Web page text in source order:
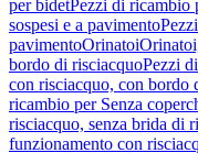
per bidetPezzi di ricambio
sospesi e a pavimento
pavimentoOrinatoi
bordo di risciacquoPezzi
con risciacquo, con bordo
ricambio per Senza
risciacquo, senza brida di
funzionamento con